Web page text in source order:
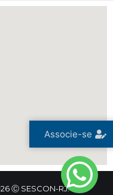
Associe-se
Ⓒ SESCON-RJ.
Digital